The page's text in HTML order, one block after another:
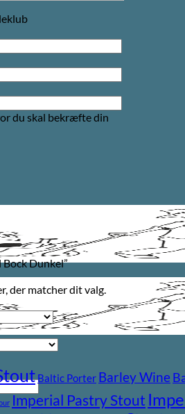
du skal bekræfte din
Dunkel”
der matcher dit valg.
Baltic Porter Barley Wine
Imperial Pastry Stout